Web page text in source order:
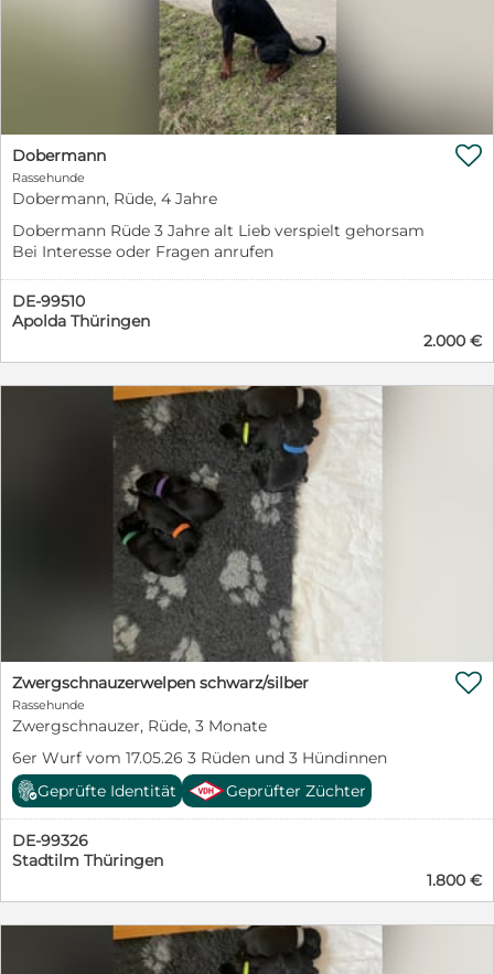
Dobermann
Rassehunde
Dobermann, Rüde, 4 Jahre
Dobermann Rüde 3 Jahre alt Lieb verspielt gehorsam
Bei Interesse oder Fragen anrufen

DE-99510
Apolda Thüringen
2.000 €
Zwergschnauzerwelpen schwarz/silber
Rassehunde
Zwergschnauzer, Rüde, 3 Monate
6er Wurf vom 17.05.26 3 Rüden und 3 Hündinnen

Geprüfte Identität Geprüfter Züchter
DE-99326
Stadtilm Thüringen
1.800 €